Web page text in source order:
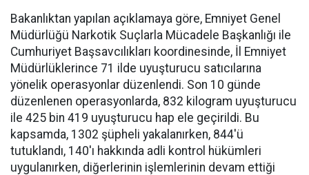
Bakanlıktan yapılan açıklamaya göre, Emniyet Genel
Müdürlüğü Narkotik Suçlarla Mücadele Başkanlığı ile
Cumhuriyet Başsavcılıkları koordinesinde, İl Emniyet
Müdürlüklerince 71 ilde uyuşturucu satıcılarına
yönelik operasyonlar düzenlendi. Son 10 günde
düzenlenen operasyonlarda, 832 kilogram uyuşturucu
ile 425 bin 419 uyuşturucu hap ele geçirildi. Bu
kapsamda, 1302 şüpheli yakalanırken, 844'ü
tutuklandı, 140'ı hakkında adli kontrol hükümleri
uygulanırken, diğerlerinin işlemlerinin devam ettiği